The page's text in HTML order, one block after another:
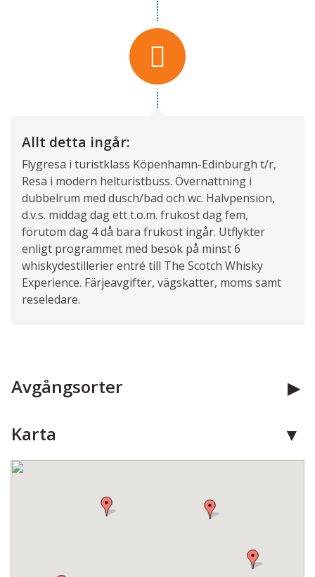
Allt detta ingår:
Flygresa i turistklass Köpenhamn-Edinburgh t/r,
Resa i modern helturistbuss. Övernattning i
dubbelrum med dusch/bad och wc. Halvpension,
d.v.s. middag dag ett t.o.m. frukost dag fem,
förutom dag 4 då bara frukost ingår. Utflykter
enligt programmet med besök på minst 6
whiskydestillerier entré till The Scotch Whisky
Experience. Färjeavgifter, vägskatter, moms samt
reseledare.
Avgångsorter
Karta